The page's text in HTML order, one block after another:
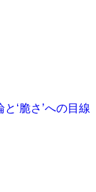
‘脆さ’への目線